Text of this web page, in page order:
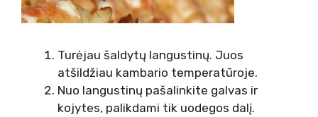
Turėjau šaldytų langustinų. Juos
atšildžiau kambario temperatūroje.
Nuo langustinų pašalinkite galvas ir
kojytes, palikdami tik uodegos dalį.